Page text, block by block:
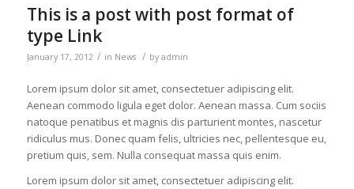
This is a post with post format of
type Link
January 17, 2012 / in News / by admin
Lorem ipsum dolor sit amet, consectetuer adipiscing elit.
Aenean commodo ligula eget dolor. Aenean massa. Cum sociis
natoque penatibus et magnis dis parturient montes, nascetur
ridiculus mus. Donec quam felis, ultricies nec, pellentesque eu,
pretium quis, sem. Nulla consequat massa quis enim.
Lorem ipsum dolor sit amet, consectetuer adipiscing elit.